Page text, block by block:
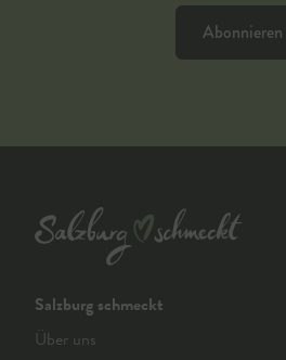
Abonnieren
Salzburg schmeckt
Über uns